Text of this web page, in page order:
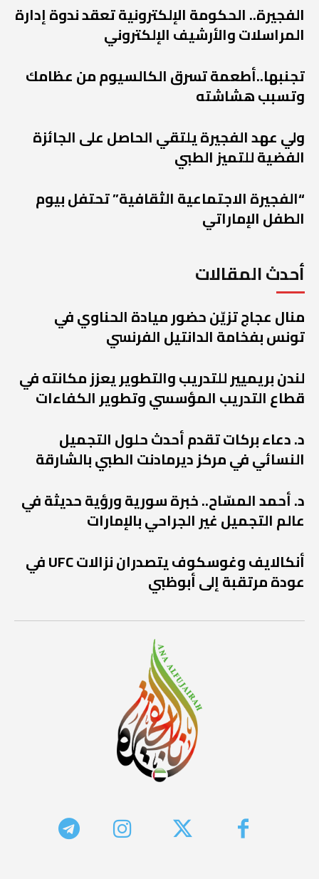
الفجيرة.. الحكومة الإلكترونية تعقد ندوة إدارة
المراسلات والأرشيف الإلكتروني
تجنبها..أطعمة تسرق الكالسيوم من عظامك
وتسبب هشاشته
ولي عهد الفجيرة يلتقي الحاصل على الجائزة
الفضية للتميز الطبي
“الفجيرة الاجتماعية الثقافية” تحتفل بيوم
الطفل الإماراتي
أحدث المقالات
منال عجاج تزيّن حضور ميادة الحناوي في
تونس بفخامة الدانتيل الفرنسي
لندن بريميير للتدريب والتطوير يعزز مكانته في
قطاع التدريب المؤسسي وتطوير الكفاءات
د. دعاء بركات تقدم أحدث حلول التجميل
النسائي في مركز ديرمادنت الطبي بالشارقة
د. أحمد المسّاح.. خبرة سورية ورؤية حديثة في
عالم التجميل غير الجراحي بالإمارات
أنكالايف وغوسكوف يتصدران نزالات UFC في
عودة مرتقبة إلى أبوظبي